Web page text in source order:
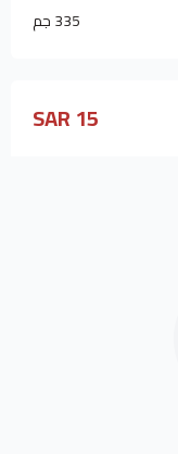
335 جم
15 SAR